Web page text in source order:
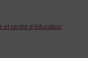
et centre d’éducation